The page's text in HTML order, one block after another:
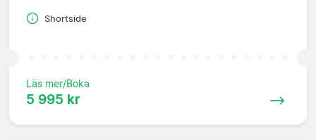
Shortside
Läs mer/Boka
5 995 kr